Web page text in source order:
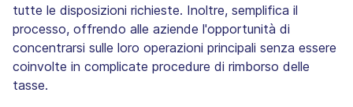
tutte le disposizioni richieste. Inoltre, semplifica il
processo, offrendo alle aziende l'opportunità di
concentrarsi sulle loro operazioni principali senza essere
coinvolte in complicate procedure di rimborso delle
tasse.